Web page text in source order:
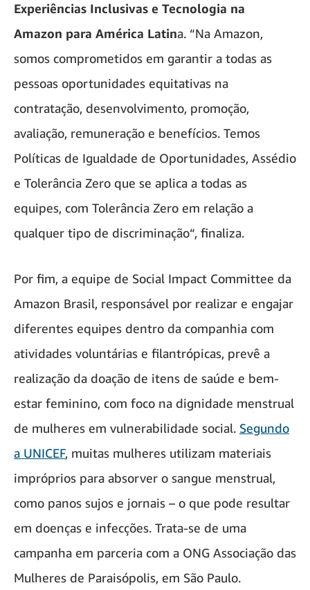
Experiências Inclusivas e Tecnologia na
Amazon para América Latina. “Na Amazon,
somos comprometidos em garantir a todas as
pessoas oportunidades equitativas na
contratação, desenvolvimento, promoção,
avaliação, remuneração e benefícios. Temos
Políticas de Igualdade de Oportunidades, Assédio
e Tolerância Zero que se aplica a todas as
equipes, com Tolerância Zero em relação a
qualquer tipo de discriminação“, finaliza.
Por fim, a equipe de Social Impact Committee da
Amazon Brasil, responsável por realizar e engajar
diferentes equipes dentro da companhia com
atividades voluntárias e filantrópicas, prevê a
realização da doação de itens de saúde e bem-
estar feminino, com foco na dignidade menstrual
de mulheres em vulnerabilidade social. Segundo
a UNICEF, muitas mulheres utilizam materiais
impróprios para absorver o sangue menstrual,
como panos sujos e jornais – o que pode resultar
em doenças e infecções. Trata-se de uma
campanha em parceria com a ONG Associação das
Mulheres de Paraisópolis, em São Paulo.